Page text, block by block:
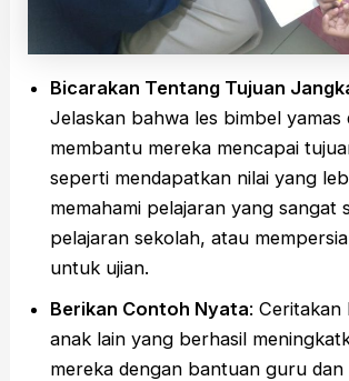
Bicarakan Tentang Tujuan
Jelaskan bahwa les bimbel yamas
membantu mereka mencapai
seperti mendapatkan nilai yang
memahami pelajaran yang sangat
pelajaran sekolah, atau
untuk ujian.
Berikan Contoh Nyata: Ceritakan
anak lain yang berhasil
mereka dengan bantuan guru dan